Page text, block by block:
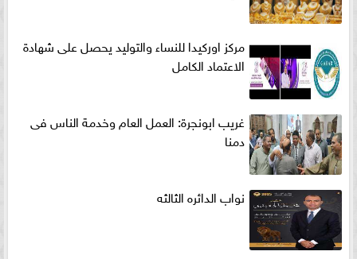
مركز اوركيدا للنساء والتوليد يحصل على شهادة
الاعتماد الكامل
غريب ابونجرة: العمل العام وخدمة الناس فى
دمنا
نواب الدائره الثالثه